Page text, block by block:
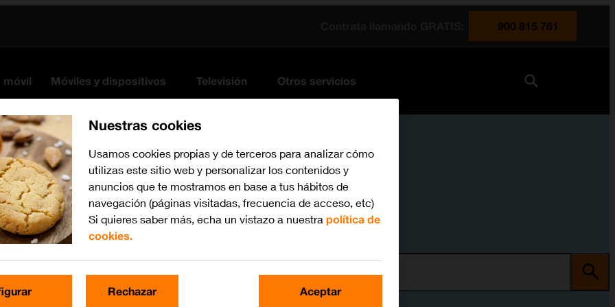
900 815 761
móvil Móviles y dispositivos Televisión Otros servicios
Nuestras cookies
Usamos cookies propias y de terceros para analizar cómo
utilizas este sitio web y personalizar los contenidos y
anuncios que te mostramos en base a tus hábitos de
navegación (páginas visitadas, frecuencia de acceso, etc)
Si quieres saber más, echa un vistazo a nuestra política de
cookies.
Rechazar Aceptar